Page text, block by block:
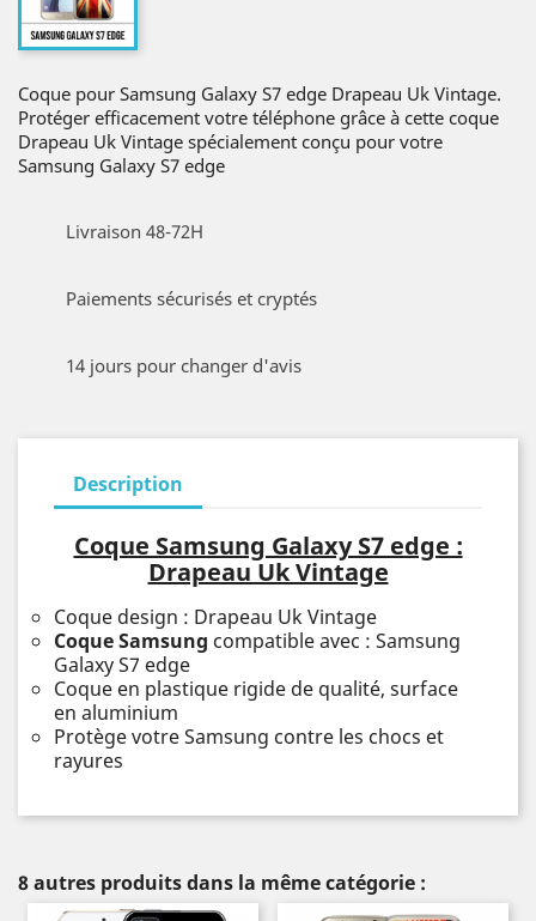
Coque pour Samsung Galaxy S7 edge Drapeau Uk Vintage.
Protéger efficacement votre téléphone grâce à cette coque
Drapeau Uk Vintage spécialement conçu pour votre
Samsung Galaxy S7 edge
Livraison 48-72H
Paiements sécurisés et cryptés
14 jours pour changer d'avis
Description
Coque Samsung Galaxy S7 edge :
Drapeau Uk Vintage
Coque design : Drapeau Uk Vintage
Coque Samsung compatible avec : Samsung
Galaxy S7 edge
Coque en plastique rigide de qualité, surface
en aluminium
Protège votre Samsung contre les chocs et
rayures
8 autres produits dans la même catégorie :